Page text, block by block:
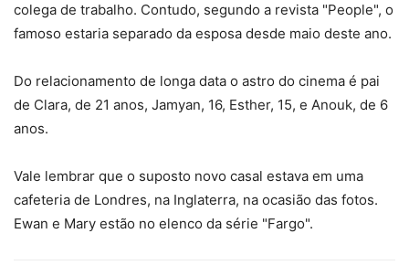
colega de trabalho. Contudo, segundo a revista "People", o
famoso estaria separado da esposa desde maio deste ano.
Do relacionamento de longa data o astro do cinema é pai
de Clara, de 21 anos, Jamyan, 16, Esther, 15, e Anouk, de 6
anos.
Vale lembrar que o suposto novo casal estava em uma
cafeteria de Londres, na Inglaterra, na ocasião das fotos.
Ewan e Mary estão no elenco da série "Fargo".